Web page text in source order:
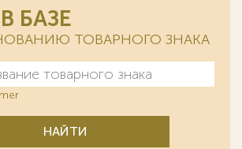
БАЗЕ
ТОВАРНОГО ЗНАКА
НАЙТИ